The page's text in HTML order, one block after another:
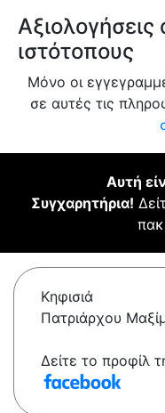
ιστότοπους
Μόνο οι
σε αυτές τις
Αυτή
Συγχαρητήρια!
Κηφισιά
Πατριάρχου
Δείτε το προφίλ